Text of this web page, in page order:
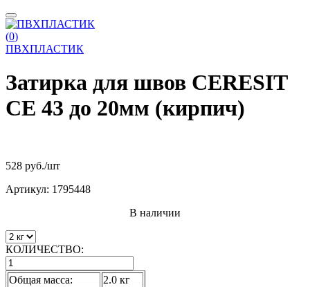
(0)
ПВХПЛАСТИК
Затирка для швов CERESIT
CE 43 до 20мм (кирпич)
528 руб./шт
Артикул: 1795448
В наличии
КОЛИЧЕСТВО:
Общая масса:
2.0 кг